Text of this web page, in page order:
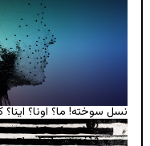
نسل سوخته! ما؟ اونا؟ اینا؟